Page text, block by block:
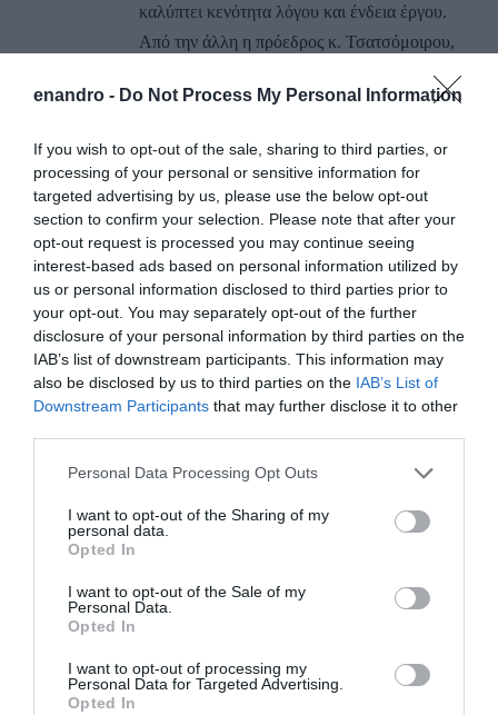
enandro - Do Not Process My Personal Information
If you wish to opt-out of the sale, sharing to third parties, or
processing of your personal or sensitive information for
targeted advertising by us, please use the below opt-out
section to confirm your selection. Please note that after your
opt-out request is processed you may continue seeing
interest-based ads based on personal information utilized by
us or personal information disclosed to third parties prior to
your opt-out. You may separately opt-out of the further
disclosure of your personal information by third parties on the
IAB’s list of downstream participants. This information may
also be disclosed by us to third parties on the IAB’s List of
Downstream Participants that may further disclose it to other
Please note that this website/app uses one or more Google
not limited to your visit or usage behaviour. You may click to
grant or deny consent to Google and its third-party tags to
use your data for below specified purposes in below Google
consent section.
Personal Data Processing Opt Outs
I want to opt-out of the Sharing of my
personal data.
Opted In
I want to opt-out of the Sale of my
Personal Data.
Opted In
I want to opt-out of processing my
Personal Data for Targeted Advertising.
Opted In
καλύπτει κενότητα λόγου και ένδεια έργου.
Από την άλλη η πρόεδρος κ. Τσατσόμοιρου,
έμπρακτα ότι ¨διοικείς πιο αποτελεσματικά με
ΑΠΆΝΤΗΣΗ
Ο/ΗΠίου ειδικός συνεργάτης
01/05/2024 στις 08:54
Ναι, έλα Θεία, ναι!
Περίμενε βρε θεία, θα στο εξηγήσω!
Το ψηφιακό είναι από τις ψήφους! Ναι, ετσι.
Φερνουμε τις ψήφοι στον Δήμο και τον
κάνουμε ψηφιακό! Εμ τι θεία, νέα κόλπα!
Θα στο εξηγήσω κι αυτό θεία, περίμενε βρε
Έχουμε ψηφιακές παστούρες θεία, όπως θα
χώρο να βαζουμε τα σκουπίδια, ψηφιακά έργα
Εμ τι!!